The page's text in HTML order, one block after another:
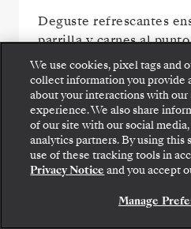
Deguste refrescantes
parrilla y carnes al
favorito de todos al aire
Suba a bordo: elija su suite
servicios incluidos antes de
segura su viaje con
RESERVE
We use cookies, pixel tags and
collect information you provide
about your interactions with our
experience. We also share
of our site with our social
analytics partners. By using this
use of these tracking tools in
Privacy Notice and you accept
Manage